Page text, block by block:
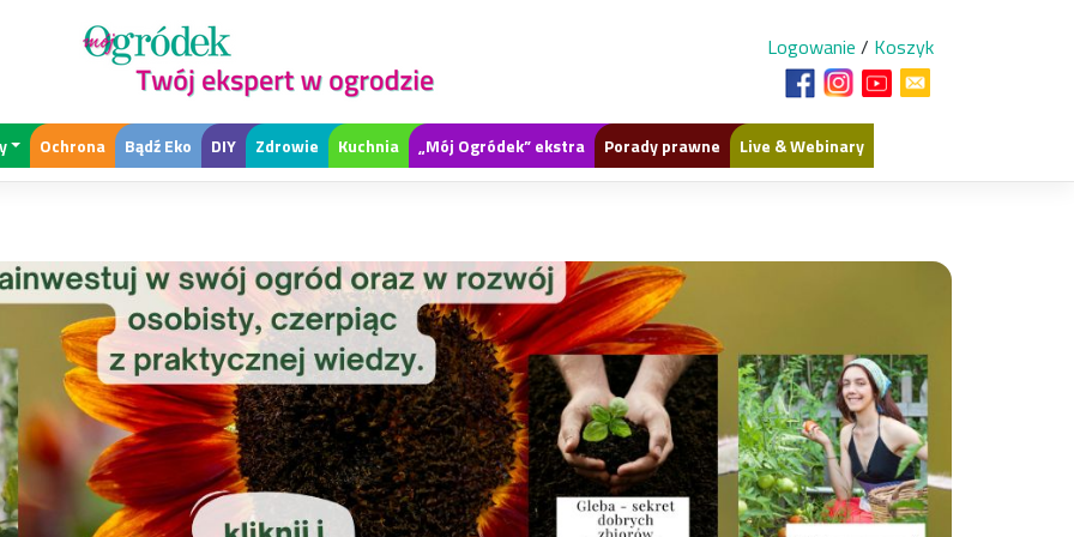
Logowanie / Koszyk
Ochrona Bądź Eko DIY Zdrowie Kuchnia „Mój Ogródek” ekstra Porady prawne Live & Webinary